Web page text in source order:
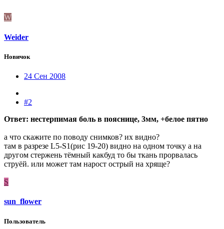
W
Weider
Новичок
24 Сен 2008
#2
Ответ: нестерпимая боль в пояснице, 3мм, +белое пятно
а что скажите по поводу снимков? их видно?
там в разрезе L5-S1(рис 19-20) видно на одном точку а на
другом стержень тёмный какбуд то бы ткань прорвалась
струёй. или может там нарост острый на хряще?
S
sun_flower
Пользователь